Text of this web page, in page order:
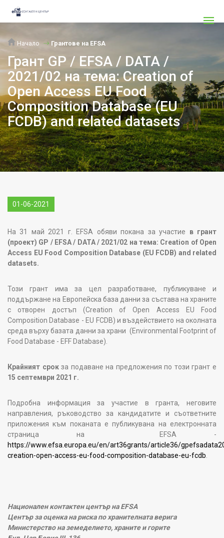
Начало Грантове на EFSA
Грант GP / EFSA / DATA /
2021/02 на тема: Creation of
Open Access EU Food
Composition Database (EU
FCDB) and related datasets
01-06-2021
На 31 май 2021 г. EFSA обяви покана за участие в грант
(проект) GP / EFSA / DATA / 2021/02 на тема: Creation of Open
Access EU Food Composition Database (EU FCDB) and related
datasets.
Този грант има за цел разработване, публикуване и
поддържане на Европейска база данни за състава на храните
с отворен достъп (Creation of Open Access EU Food
Composition Database - EU FCDB) и въздействието на околната
среда върху базата данни за храни (Environmental Footprint of
Food Database - EFF Database).
Крайният срокза подаване на предложения по този грант е
15 септември 2021 г.
Подробна информация за участие в гранта, неговите
направления, ръководство за кандидатите и съответните
приложения към поканата е публикувана на електронната
страница на EFSA -
https://www.efsa.europa.eu/en/art36grants/article36/
creation-open-access-eu-food-composition-database-eu-fcdb
Национален контактен център на EFSA
Център за оценка на риска по хранителната верига
Министерство на земеделието, храните и горите